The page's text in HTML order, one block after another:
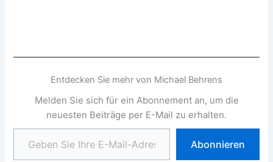
Entdecken Sie mehr von Michael Behrens
Melden Sie sich für ein Abonnement an, um die
neuesten Beiträge per E-Mail zu erhalten.
Geben Sie Ihre E-Mail-Adresse ein ...
Abonnieren